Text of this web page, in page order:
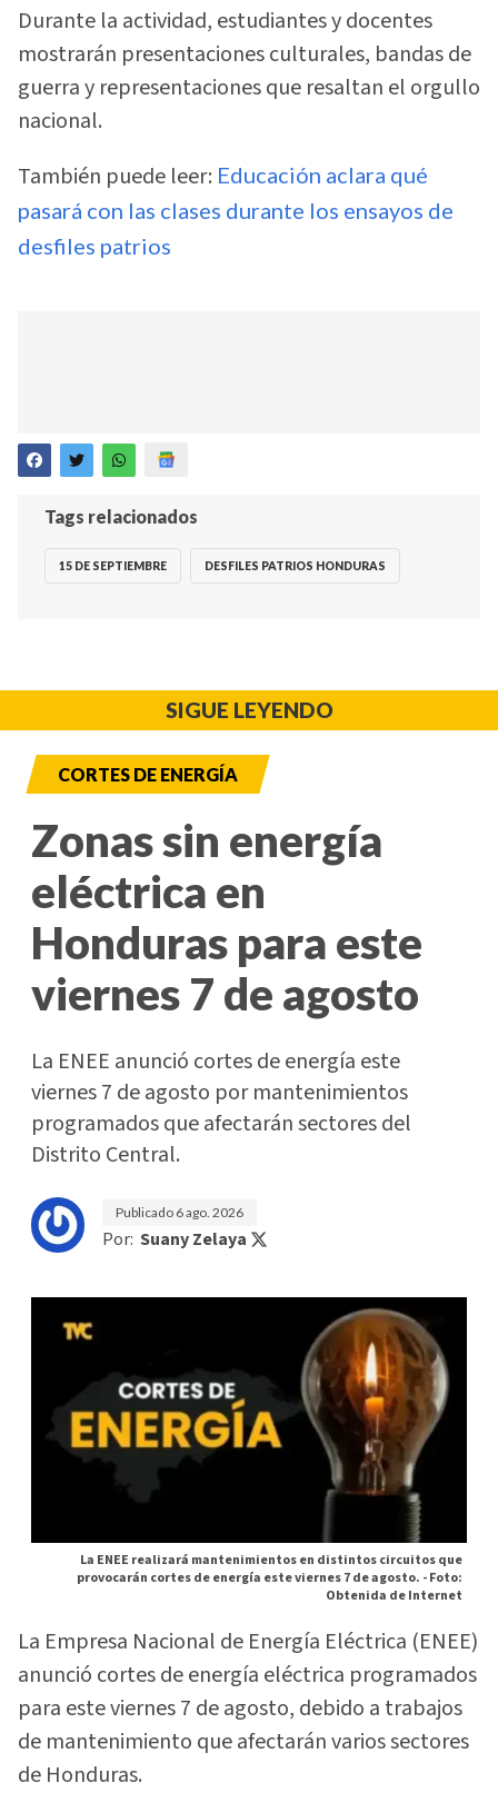
Durante la actividad, estudiantes y docentes
mostrarán presentaciones culturales, bandas de
guerra y representaciones que resaltan el orgullo
nacional.
También puede leer: Educación aclara qué
pasará con las clases durante los ensayos de
desfiles patrios
Tags relacionados
15 DE SEPTIEMBRE DESFILES PATRIOS HONDURAS
SIGUE LEYENDO
CORTES DE ENERGÍA
Zonas sin energía
eléctrica en
Honduras para este
viernes 7 de agosto
La ENEE anunció cortes de energía este
viernes 7 de agosto por mantenimientos
programados que afectarán sectores del
Distrito Central.
Publicado 6 ago. 2026
Por: Suany Zelaya
La ENEE realizará mantenimientos en distintos circuitos que
provocarán cortes de energía este viernes 7 de agosto. -Foto:
Obtenida de Internet
La Empresa Nacional de Energía Eléctrica (ENEE)
anunció cortes de energía eléctrica programados
para este viernes 7 de agosto, debido a trabajos
de mantenimiento que afectarán varios sectores
de Honduras.